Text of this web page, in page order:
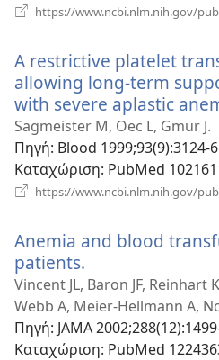
https://www.ncbi.nlm.nih.gov/
A restrictive platelet
allowing long-term
with severe aplastic
Sagmeister M, Oec L, Gmür J.
Πηγή‎: Blood 1999;93(9):3124-
Καταχώριση‎: PubMed
https://www.ncbi.nlm.nih.gov/
Anemia and blood
patients.
νέο
παράθυρο)
Vincent JL, Baron JF, Reinhart
Webb A, Meier-Hellmann A,
Πηγή‎: JAMA
Καταχώριση‎: PubMed